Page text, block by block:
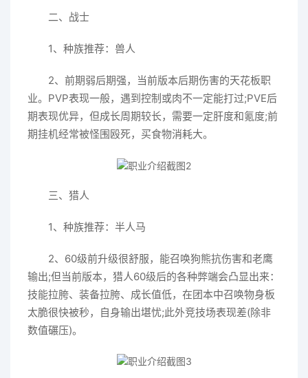
二、战士
1、种族推荐：兽人
2、前期弱后期强，当前版本后期伤害的天花板职
业。PVP表现一般，遇到控制或肉不一定能打过;PVE后
期表现优异，但成长周期较长，需要一定肝度和氪度;前
期挂机经常被怪围殴死，买食物消耗大。
三、猎人
1、种族推荐：半人马
2、60级前升级很舒服，能召唤狗熊抗伤害和老鹰
输出;但当前版本，猎人60级后的各种弊端会凸显出来：
技能拉胯、装备拉胯、成长值低，在团本中召唤物身板
太脆很快被秒，自身输出堪忧;此外竞技场表现差(除非
数值碾压)。